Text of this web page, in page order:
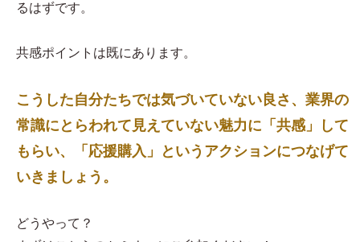
るはずです。
共感ポイントは既にあります。
こうした自分たちでは気づいていない良さ、業界の
常識にとらわれて見えていない魅力に「共感」して
もらい、「応援購入」というアクションにつなげて
いきましょう。
どうやって？